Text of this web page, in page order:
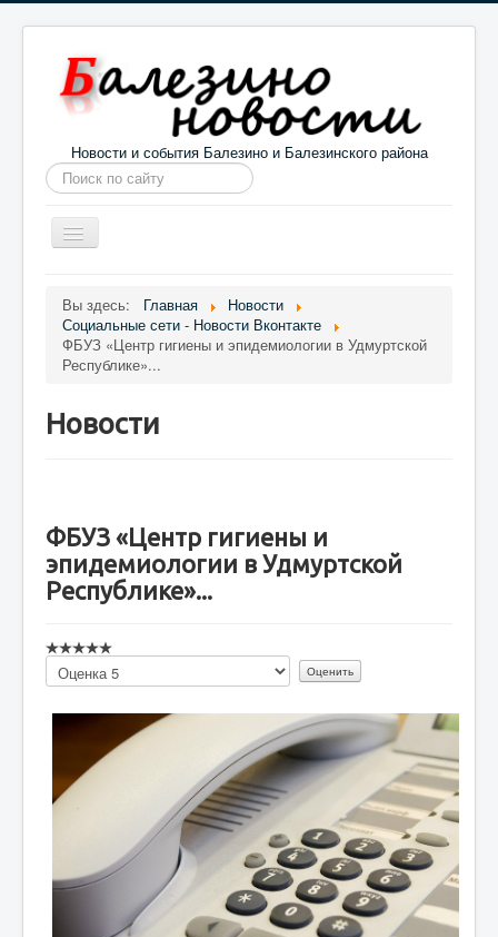
Новости и события Балезино и Балезинского района
Искать...
Toggle
Navigation
Информация Галерея О проекте
Вы здесь: Главная
Новости
Социальные сети - Новости Вконтакте
ФБУЗ «Центр гигиены и эпидемиологии в Удмуртской
Республике»...
Новости
ФБУЗ «Центр гигиены и
эпидемиологии в Удмуртской
Республике»...
Пожалуйста,
оцените